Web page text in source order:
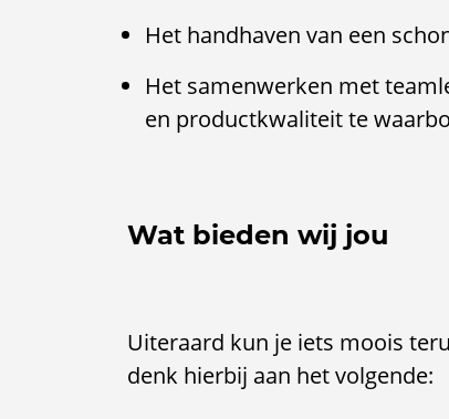
Het handhaven van een
Het samenwerken met
en productkwaliteit te
Wat bieden wij jou
Uiteraard kun je iets moois
denk hierbij aan het volgende: